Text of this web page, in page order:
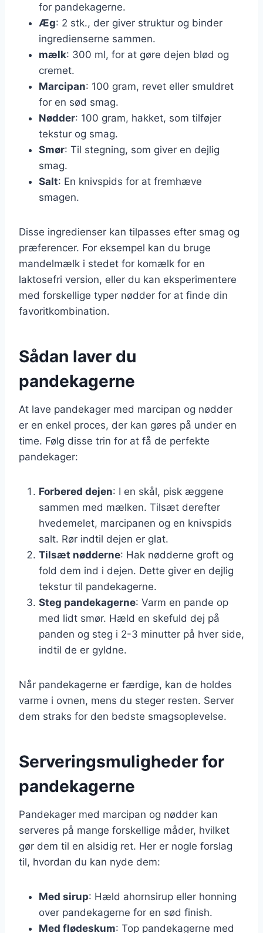
for pandekagerne.
Æg: 2 stk., der giver struktur og binder
ingredienserne sammen.
mælk: 300 ml, for at gøre dejen blød og
cremet.
Marcipan: 100 gram, revet eller smuldret
for en sød smag.
Nødder: 100 gram, hakket, som tilføjer
tekstur og smag.
Smør: Til stegning, som giver en dejlig
smag.
Salt: En knivspids for at fremhæve
smagen.
Disse ingredienser kan tilpasses efter smag og
præferencer. For eksempel kan du bruge
mandelmælk i stedet for komælk for en
laktosefri version, eller du kan eksperimentere
med forskellige typer nødder for at finde din
favoritkombination.
Sådan laver du
pandekagerne
At lave pandekager med marcipan og nødder
er en enkel proces, der kan gøres på under en
time. Følg disse trin for at få de perfekte
pandekager:
Forbered dejen: I en skål, pisk æggene
sammen med mælken. Tilsæt derefter
hvedemelet, marcipanen og en knivspids
salt. Rør indtil dejen er glat.
Tilsæt nødderne: Hak nødderne groft og
fold dem ind i dejen. Dette giver en dejlig
tekstur til pandekagerne.
Steg pandekagerne: Varm en pande op
med lidt smør. Hæld en skefuld dej på
panden og steg i 2-3 minutter på hver side,
indtil de er gyldne.
Når pandekagerne er færdige, kan de holdes
varme i ovnen, mens du steger resten. Server
dem straks for den bedste smagsoplevelse.
Serveringsmuligheder for
pandekagerne
Pandekager med marcipan og nødder kan
serveres på mange forskellige måder, hvilket
gør dem til en alsidig ret. Her er nogle forslag
til, hvordan du kan nyde dem:
Med sirup: Hæld ahornsirup eller honning
over pandekagerne for en sød finish.
Med flødeskum: Top pandekagerne med